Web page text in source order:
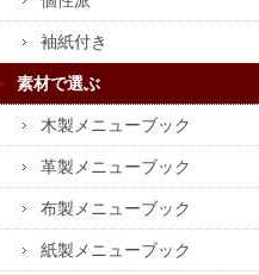
袖紙付き
素材で選ぶ
木製メニューブック
革製メニューブック
布製メニューブック
紙製メニューブック